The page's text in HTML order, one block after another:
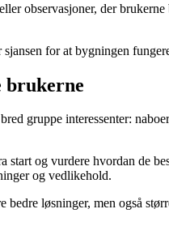
observasjoner, der
for at bygningen
brukerne
gruppe interessenter:
start og vurdere hvordan de
og vedlikehold.
bedre løsninger, men også